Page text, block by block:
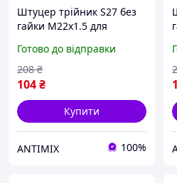
Штуцер трійник S27 без
гайки М22х1.5 для
водопостачання й
опалення
Готово до відправки
104₴
208 ₴
Купити
ANTIMIX 100%